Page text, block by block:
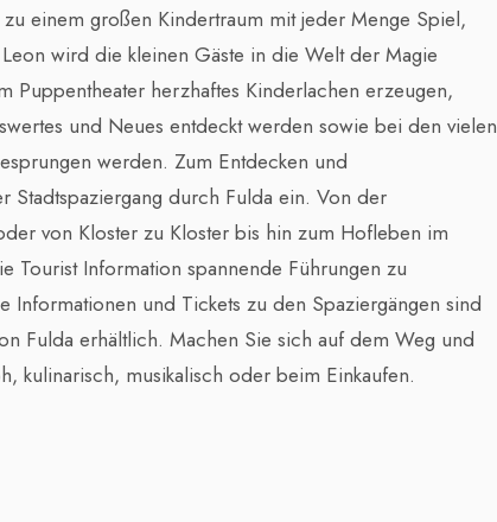
einem großen Kindertraum mit jeder Menge Spiel,
wird die kleinen Gäste in die Welt der Magie
Puppentheater herzhaftes Kinderlachen erzeugen,
und Neues entdeckt werden sowie bei den vielen
werden. Zum Entdecken und
Stadtspaziergang durch Fulda ein. Von der
von Kloster zu Kloster bis hin zum Hofleben im
Tourist Information spannende Führungen zu
Informationen und Tickets zu den Spaziergängen sind
Fulda erhältlich. Machen Sie sich auf dem Weg und
kulinarisch, musikalisch oder beim Einkaufen.